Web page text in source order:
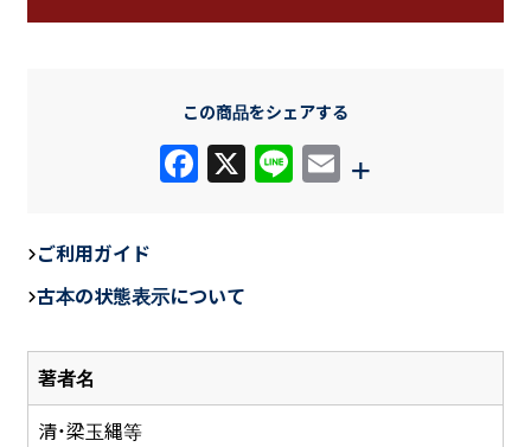
著者名
清・梁玉縄等
この商品をシェアする
F
e
b
o
o
X Li E
+
ご利用ガイド
古本の状態表示について